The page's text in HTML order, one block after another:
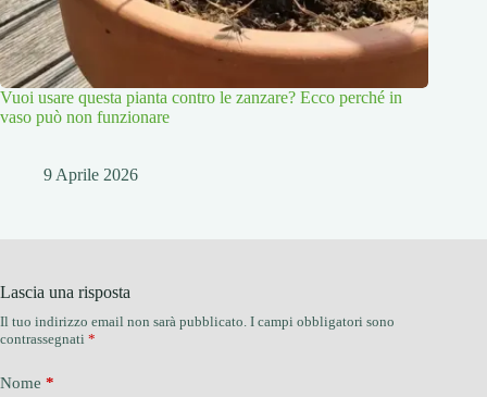
Vuoi usare questa pianta contro le zanzare? Ecco perché in
vaso può non funzionare
9 Aprile 2026
Lascia una risposta
Il tuo indirizzo email non sarà pubblicato. I campi obbligatori sono
contrassegnati *
Nome *